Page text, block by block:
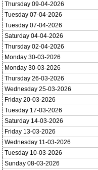
Thursday 09-04-2026
Tuesday 07-04-2026
Tuesday 07-04-2026
Saturday 04-04-2026
Thursday 02-04-2026
Monday 30-03-2026
Monday 30-03-2026
Thursday 26-03-2026
Wednesday 25-03-2026
Friday 20-03-2026
Tuesday 17-03-2026
Saturday 14-03-2026
Friday 13-03-2026
Wednesday 11-03-2026
Tuesday 10-03-2026
Sunday 08-03-2026